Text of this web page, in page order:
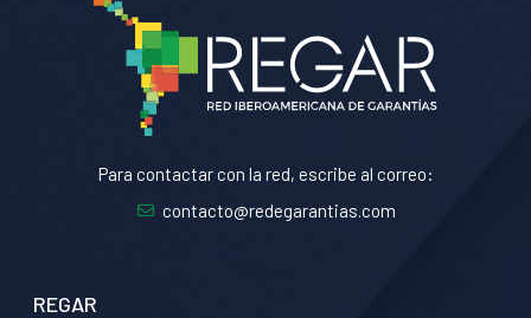
Para contactar con la red, escribe al correo:
contacto@redegarantias.com
REGAR